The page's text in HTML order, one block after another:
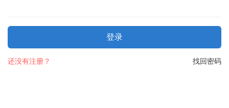
登录
找回密码
还没有注册？